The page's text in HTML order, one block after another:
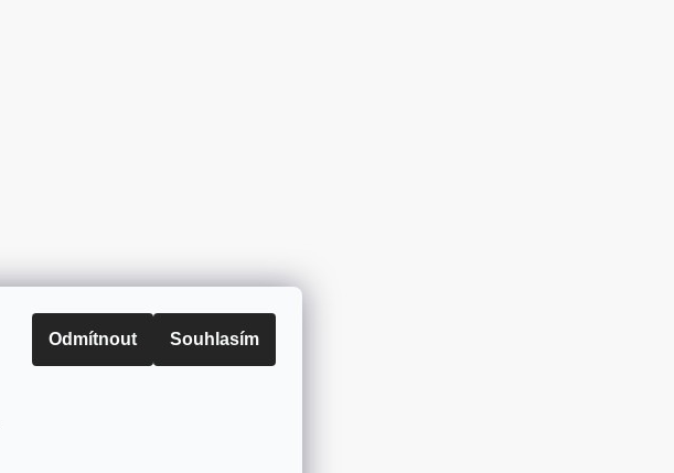
Odmítnout Souhlasím